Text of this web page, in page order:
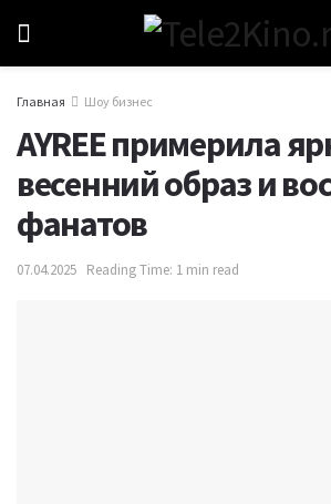
Главная Шоу бизнес
AYREE примерила
весенний образ и
фанатов
07.04.2025 Reading Time: 1 min read